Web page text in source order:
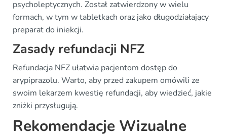
psycholeptycznych. Został zatwierdzony w wielu
formach, w tym w tabletkach oraz jako długodziałający
preparat do iniekcji.
Zasady refundacji NFZ
Refundacja NFZ ułatwia pacjentom dostęp do
arypiprazolu. Warto, aby przed zakupem omówili ze
swoim lekarzem kwestię refundacji, aby wiedzieć, jakie
zniżki przysługują.
Rekomendacje Wizualne